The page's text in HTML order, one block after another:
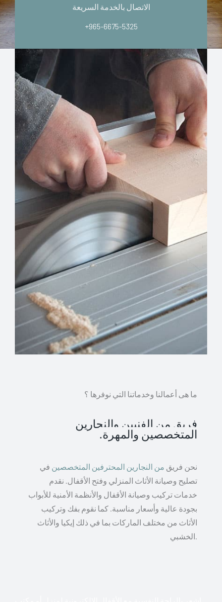
الاتصال بالخدمة السريعة
+965-6675-5325
ما هى أعمالنا وخدماتنا التي نوفرها ؟
فريق من الفنيين والنجارين
المتخصصين والمهرة.
نحن فريق من النجارين المحترفين المتخصصين في
تصليح وصيانة الأثاث المنزلي وفتح الأقفال. نقدم
خدمات تركيب وصيانة الأقفال والأنظمة الأمنية للأبواب
بجودة عالية وأسعار مناسبة. كما نقوم بفك وتركيب
الأثاث من مختلف الماركات بما في ذلك إيكيا والأثاث
الخشبي.